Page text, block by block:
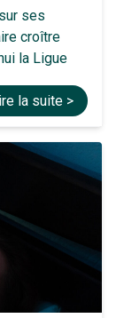
ses
croître
la Ligue
la suite >